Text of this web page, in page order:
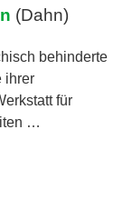
(Dahn)
behinderte
ihrer
für
…